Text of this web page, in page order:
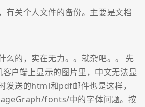
有关个人文件的备份。主要是文档
么的，实在无力。。就杂吧。。 先
户端上显示的图片里，中文无法显
发送的html和pdf邮件也是这样，
fonts/中的字体问题。按